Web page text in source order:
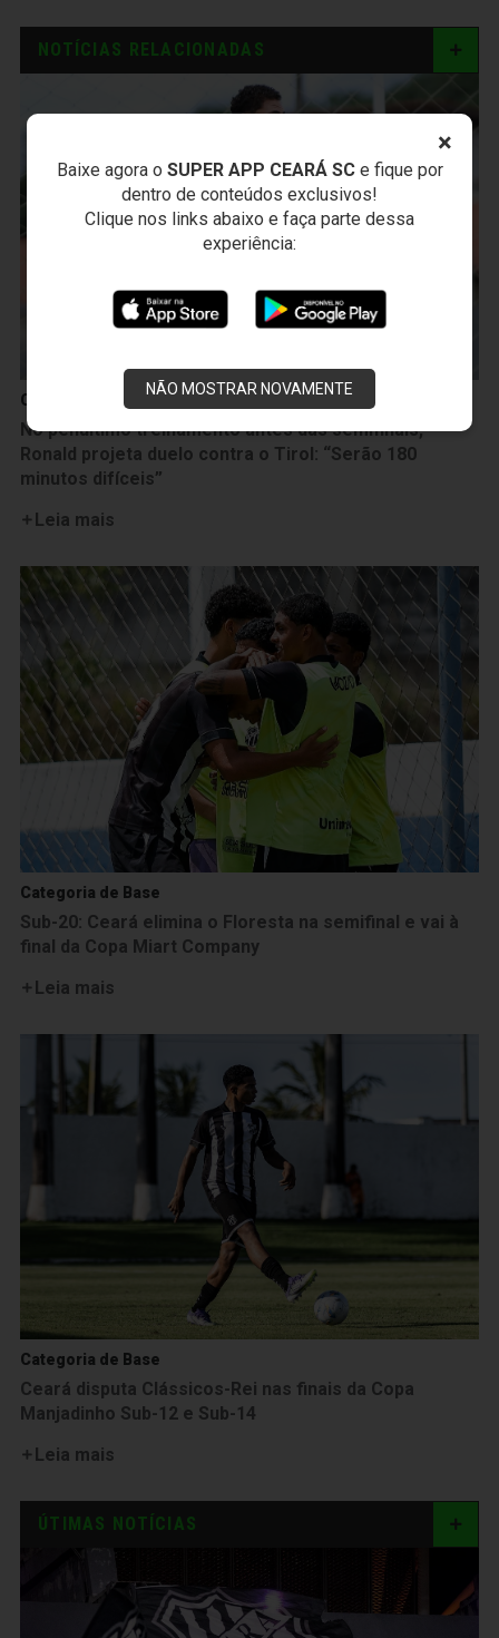
×
Baixe agora o SUPER APP CEARÁ SCe fique por
dentro de conteúdos exclusivos!
Clique nos links abaixo e faça parte dessa
experiência:
NÃO MOSTRAR NOVAMENTE
NOTÍCIAS RELACIONADAS
Categoria de Base
No penúltimo treinamento antes das semifinais,
Ronald projeta duelo contra o Tirol: “Serão 180
minutos difíceis”
Leia mais
Categoria de Base
Sub-20: Ceará elimina o Floresta na semifinal e vai à
final da Copa Miart Company
Leia mais
Categoria de Base
Ceará disputa Clássicos-Rei nas finais da Copa
Manjadinho Sub-12 e Sub-14
Leia mais
ÚTIMAS NOTÍCIAS